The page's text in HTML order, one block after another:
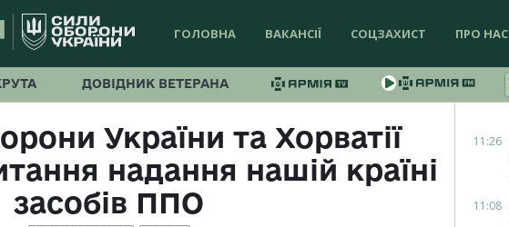
ГОЛОВНА ВАКАНСІЇ СОЦЗАХИСТ ПРО НАС
ДОВІДНИК ВЕТЕРАНА
України та Хорватії
надання нашій країні
засобів ППО
11:26
11:08